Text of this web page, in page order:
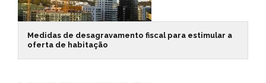
Medidas de desagravamento fiscal para estimular a
oferta de habitação